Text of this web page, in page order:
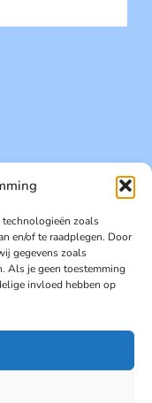
technologieën zoals
en/of te raadplegen. Door
gegevens zoals
Als je geen toestemming
invloed hebben op